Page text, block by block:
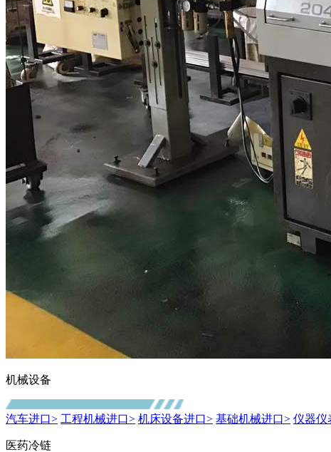
机械设备
汽车进口> 工程机械进口> 机床设备进口> 基础机械进口> 仪器仪
医药冷链